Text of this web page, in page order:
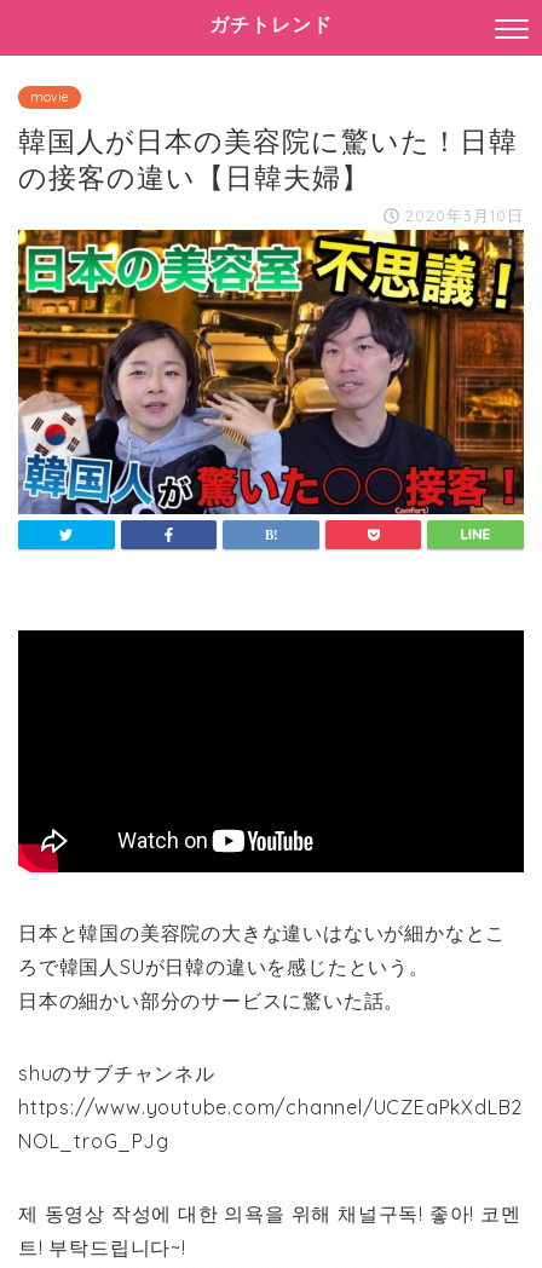
ガチトレンド
movie
韓国人が日本の美容院に驚いた！日韓
の接客の違い【日韓夫婦】
2020年3月10日
日本と韓国の美容院の大きな違いはないが細かなとこ
ろで韓国人SUが日韓の違いを感じたという。
日本の細かい部分のサービスに驚いた話。
shuのサブチャンネル
https://www.youtube.com/channel/UCZEaPkXdLB2
NOL_troG_PJg
제 동영상 작성에 대한 의욕을 위해 채널구독! 좋아! 코멘
트! 부탁드립니다~!